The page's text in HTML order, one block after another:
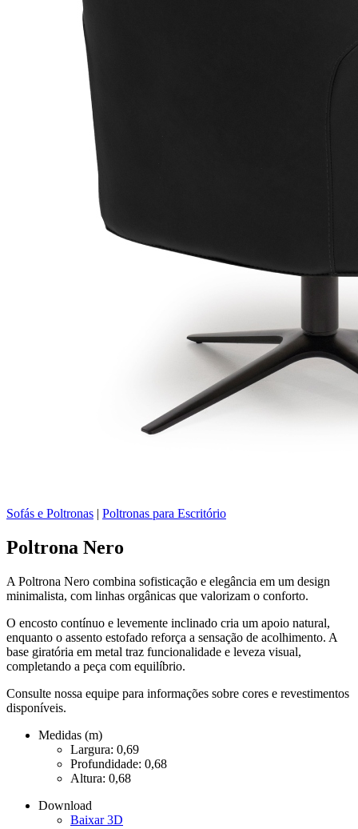
Sofás e Poltronas | Poltronas para Escritório
Poltrona Nero
A Poltrona Nero combina sofisticação e elegância em um design
minimalista, com linhas orgânicas que valorizam o conforto.
O encosto contínuo e levemente inclinado cria um apoio natural,
enquanto o assento estofado reforça a sensação de acolhimento. A
base giratória em metal traz funcionalidade e leveza visual,
completando a peça com equilíbrio.
Consulte nossa equipe para informações sobre cores e revestimentos
disponíveis.
Medidas (m)
Largura: 0,69
Profundidade: 0,68
Altura: 0,68
Download
Baixar 3D